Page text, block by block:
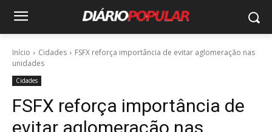
Início Cidades
FSFX reforça importância de evitar aglomeração nas
unidades
Cidades
FSFX reforça importância de
evitar aglomeração nas